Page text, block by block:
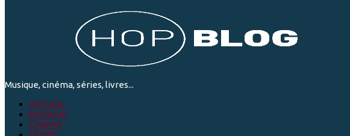
Musique, cinéma, séries, livres...
ACCUEIL
MUSIQUE
CINEMA